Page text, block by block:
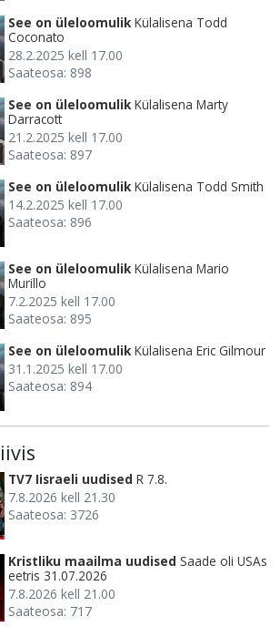
See on üleloomulik Külalisena Todd
Coconato
28.2.2025 kell 17.00
Saateosa: 898
See on üleloomulik Külalisena Marty
Darracott
21.2.2025 kell 17.00
Saateosa: 897
See on üleloomulik Külalisena Todd Smith
14.2.2025 kell 17.00
Saateosa: 896
See on üleloomulik Külalisena Mario
Murillo
7.2.2025 kell 17.00
Saateosa: 895
See on üleloomulik Külalisena Eric Gilmour
31.1.2025 kell 17.00
Saateosa: 894
TV7 Iisraeli uudised R 7.8.
7.8.2026 kell 21.30
Saateosa: 3726
Kristliku maailma uudised Saade oli USAs
eetris 31.07.2026
7.8.2026 kell 21.00
Saateosa: 717